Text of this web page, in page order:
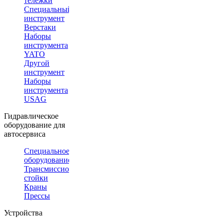
Специальный
инструмент
Верстаки
Наборы
инструмента
YATO
Другой
инструмент
Наборы
инструмента
USAG
Гидравлическое
оборудование для
автосервиса
Специальное
оборудование
Трансмиссионные
стойки
Краны
Прессы
Устройства